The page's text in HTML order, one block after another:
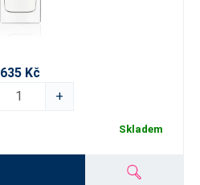
635 Kč
+
Skladem